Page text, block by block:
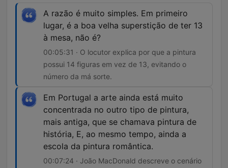
A razão é muito simples. Em primeiro
lugar, é a boa velha superstição de ter 13
à mesa, não é?
00:05:31 · O locutor explica por que a pintura
possui 14 figuras em vez de 13, evitando o
número da má sorte.
Em Portugal a arte ainda está muito
concentrada no outro tipo de pintura,
mais antiga, que se chamava pintura de
história, E, ao mesmo tempo, ainda a
escola da pintura romântica.
00:07:24 · João MacDonald descreve o cenário